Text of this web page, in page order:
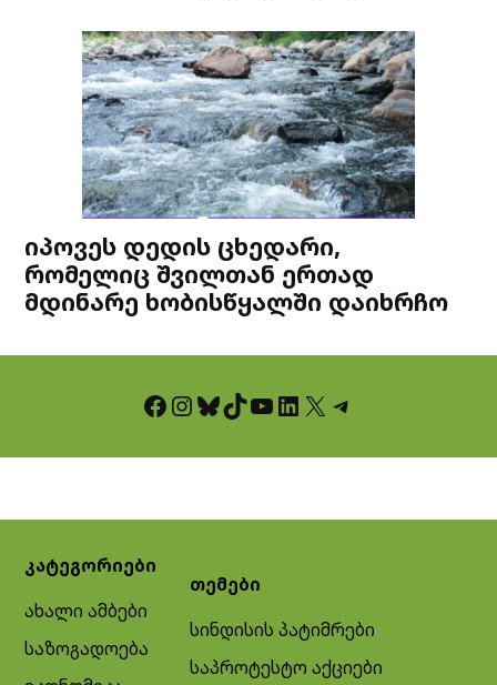
იპოვეს დედის ცხედარი,
რომელიც შვილთან ერთად
მდინარე ხობისწყალში დაიხრჩო
Facebook InstagramBluesky TikTok YouTube LinkedIn X Telegram
კატეგორიები
ახალი ამბები
საზოგადოება
თემები
სინდისის პატიმრები
საპროტესტო აქციები